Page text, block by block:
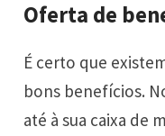
Oferta de
É certo que
bons benefícios.
até à sua caixa de